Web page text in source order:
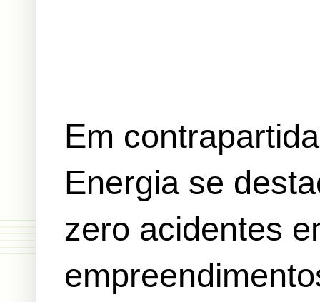
Em
Energia se
zero acidentes